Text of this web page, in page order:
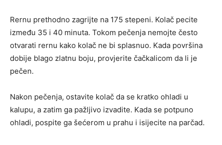
Rernu prethodno zagrijte na 175 stepeni. Kolač pecite
između 35 i 40 minuta. Tokom pečenja nemojte često
otvarati rernu kako kolač ne bi splasnuo. Kada površina
dobije blago zlatnu boju, provjerite čačkalicom da li je
pečen.
Nakon pečenja, ostavite kolač da se kratko ohladi u
kalupu, a zatim ga pažljivo izvadite. Kada se potpuno
ohladi, pospite ga šećerom u prahu i isijecite na parčad.